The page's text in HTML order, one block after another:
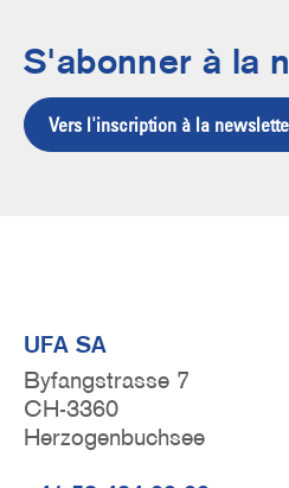
S'abonner à la
Vers l'inscription à la
UFA SA
Byfangstrasse 7
CH-3360
Herzogenbuchsee